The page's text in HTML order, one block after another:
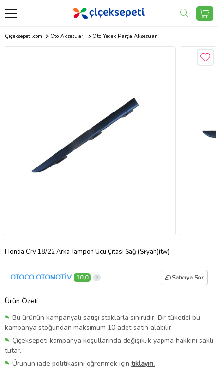
Çiçeksepeti.com Oto Aksesuar Oto Yedek Parça Aksesuar
Honda Crv 18/22 Arka Tampon Ucu Çıtası Sağ (Si·yah)(tw)
OTOCO OTOMOTİV 10,0 Satıcıya Sor
Ürün Özeti
Bu ürünün kampanyalı satışı stoklarla sınırlıdır. Bir tüketici bu
kampanya stoğundan maksimum 10 adet satın alabilir.
Çiçeksepeti kampanya koşullarında değişiklik yapma hakkını saklı
tutar.
Ürünün iade politikasını öğrenmek için tıklayın.